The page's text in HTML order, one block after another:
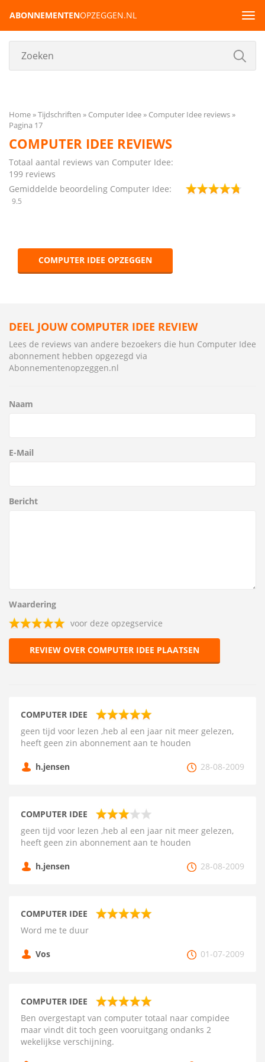
ABONNEMENTENOPZEGGEN.NL
Home Tijdschriften Computer Idee
Computer Idee reviews
Pagina 17
COMPUTER IDEE REVIEWS
Totaal aantal reviews van Computer Idee:
199 reviews
Gemiddelde beoordeling Computer Idee:
9.5
COMPUTER IDEE OPZEGGEN
DEEL JOUW COMPUTER IDEE REVIEW
Lees de reviews van andere bezoekers die hun Computer Idee
abonnement hebben opgezegd via
Abonnementenopzeggen.nl
Naam
E-Mail
Bericht
Waardering
voor deze opzegservice
REVIEW OVER COMPUTER IDEE PLAATSEN
COMPUTER IDEE
geen tijd voor lezen ,heb al een jaar nit meer gelezen,
heeft geen zin abonnement aan te houden
h.jensen 28-08-2009
COMPUTER IDEE
geen tijd voor lezen ,heb al een jaar nit meer gelezen,
heeft geen zin abonnement aan te houden
h.jensen 28-08-2009
COMPUTER IDEE
Word me te duur
Vos 01-07-2009
COMPUTER IDEE
Ben overgestapt van computer totaal naar compidee
maar vindt dit toch geen vooruitgang ondanks 2
wekelijkse verschijning.